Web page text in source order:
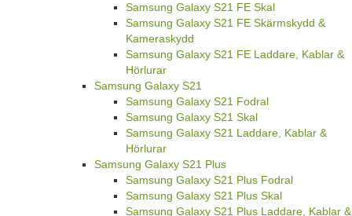
Samsung Galaxy S21 FE Skal
Samsung Galaxy S21 FE Skärmskydd &
Kameraskydd
Samsung Galaxy S21 FE Laddare, Kablar &
Hörlurar
Samsung Galaxy S21
Samsung Galaxy S21 Fodral
Samsung Galaxy S21 Skal
Samsung Galaxy S21 Laddare, Kablar &
Hörlurar
Samsung Galaxy S21 Plus
Samsung Galaxy S21 Plus Fodral
Samsung Galaxy S21 Plus Skal
Samsung Galaxy S21 Plus Laddare, Kablar &